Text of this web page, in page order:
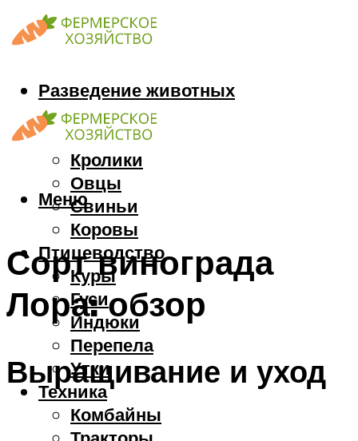
Разведение животных
Козы
Кони
Кролики
Овцы
Свиньи
Коровы
Птицеводство
Куры
Гуси
Индюки
Перепела
Утки
Техника
Комбайны
Меню
Сорт винограда
Лора: обзор
Выращивание и уход